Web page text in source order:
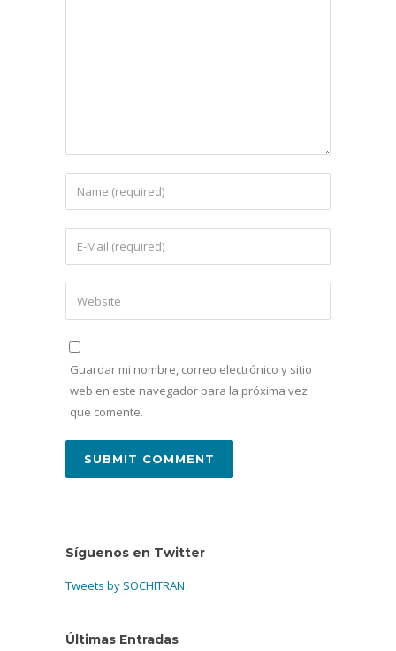
Guardar mi nombre, correo electrónico y sitio
web en este navegador para la próxima vez
que comente.
Síguenos en Twitter
Tweets by SOCHITRAN
Últimas Entradas